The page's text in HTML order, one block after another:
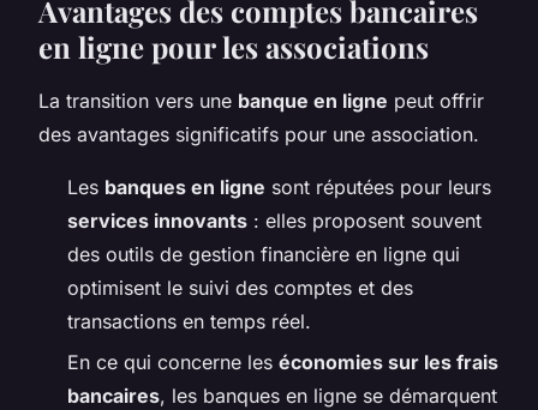
Avantages des comptes bancaires
en ligne pour les associations
La transition vers une banque en ligne peut offrir
des avantages significatifs pour une association.
Les banques en ligne sont réputées pour leurs
services innovants : elles proposent souvent
des outils de gestion financière en ligne qui
optimisent le suivi des comptes et des
transactions en temps réel.
En ce qui concerne les économies sur les frais
bancaires, les banques en ligne se démarquent